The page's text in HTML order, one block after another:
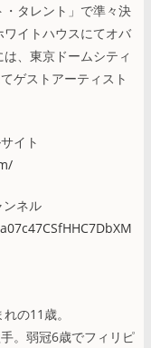
タレント」で準々決
イトハウスにてオバ
、東京ドームシティ
ゲストアーティスト
イト
ネル
の11歳。
。弱冠6歳でフィリピ